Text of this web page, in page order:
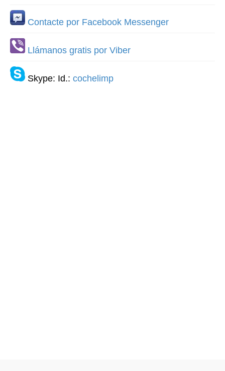
Contacte por Facebook Messenger
Llámanos gratis por Viber
Skype: Id.: cochelimp